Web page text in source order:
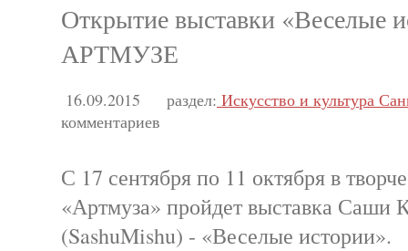
Открытие выставки «Веселые
АРТМУЗЕ
16.09.2015 раздел: Искусство и культура
комментариев
С 17 сентября по 11 октября в
«Артмуза» пройдет выставка Саши
(SashuMishu) - «Веселые истории».